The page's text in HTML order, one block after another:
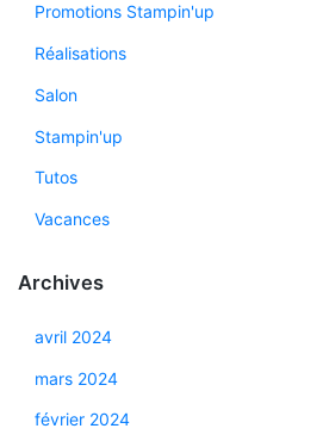
Promotions Stampin'up
Réalisations
Salon
Stampin'up
Tutos
Vacances
Archives
avril 2024
mars 2024
février 2024